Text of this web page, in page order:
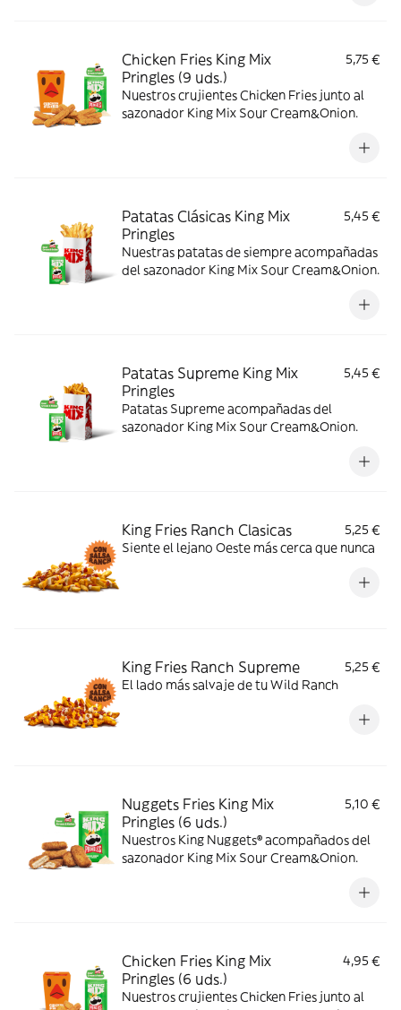
Chicken Fries King Mix
Pringles (9 uds.)
5,75 €
Nuestros crujientes Chicken Fries junto al
sazonador King Mix Sour Cream&Onion.
Patatas Clásicas King Mix
Pringles
5,45 €
Nuestras patatas de siempre acompañadas
del sazonador King Mix Sour Cream&Onion.
Patatas Supreme King Mix
Pringles
5,45 €
Patatas Supreme acompañadas del
sazonador King Mix Sour Cream&Onion.
King Fries Ranch Clasicas
5,25 €
Siente el lejano Oeste más cerca que nunca
King Fries Ranch Supreme
5,25 €
El lado más salvaje de tu Wild Ranch
Nuggets Fries King Mix
Pringles (6 uds.)
5,10 €
Nuestros King Nuggets® acompañados del
sazonador King Mix Sour Cream&Onion.
Chicken Fries King Mix
Pringles (6 uds.)
4,95 €
Nuestros crujientes Chicken Fries junto al